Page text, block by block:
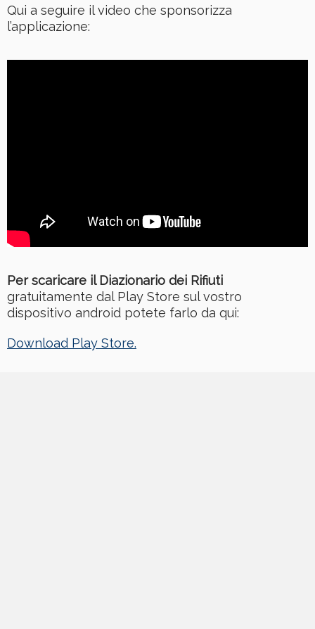
Qui a seguire il video che sponsorizza
l’applicazione:
Per scaricare il Diazionario dei Rifiuti
gratuitamente dal Play Store sul vostro
dispositivo android potete farlo da qui:
Download Play Store.